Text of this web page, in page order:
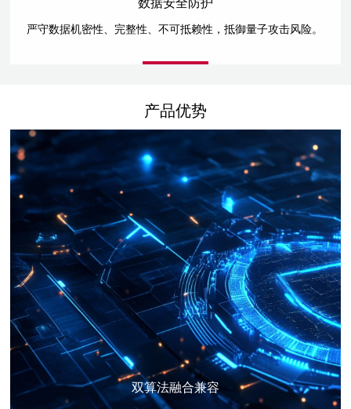
数据安全防护
严守数据机密性、完整性、不可抵赖性，抵御量子攻击风险。
产品优势
双算法融合兼容